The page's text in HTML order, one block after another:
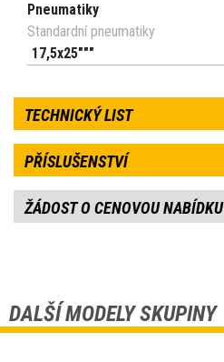
Pneumatiky
Standardní pneumatiky
17,5x25"""
TECHNICKÝ LIST
PŘÍSLUŠENSTVÍ
ŽÁDOST O CENOVOU NABÍDKU
DALŠÍ MODELY SKUPINY